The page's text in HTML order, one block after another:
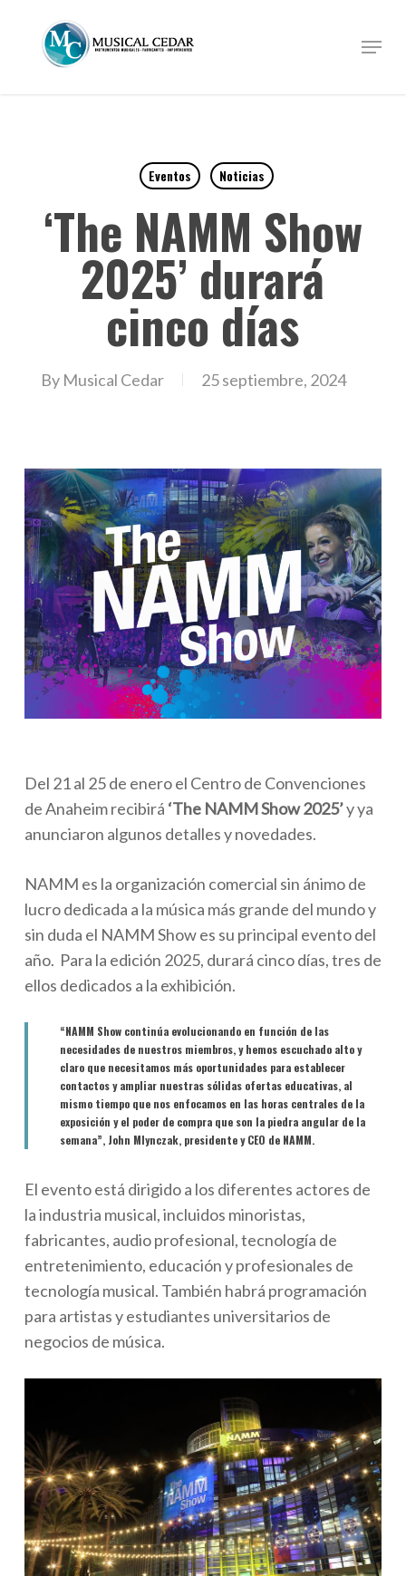
Menu
Eventos Noticias
‘The NAMM Show
2025’ durará
cinco días
By Musical Cedar 25 septiembre, 2024
Del 21 al 25 de enero el Centro de Convenciones
de Anaheim recibirá ‘The NAMM Show 2025’y ya
anunciaron algunos detalles y novedades.
NAMM es la organización comercial sin ánimo de
lucro dedicada a la música más grande del mundo y
sin duda el NAMM Show es su principal evento del
año. Para la edición 2025, durará cinco días, tres de
ellos dedicados a la exhibición.
“NAMM Show continúa evolucionando en función de las
necesidades de nuestros miembros, y hemos escuchado alto y
claro que necesitamos más oportunidades para establecer
contactos y ampliar nuestras sólidas ofertas educativas, al
mismo tiempo que nos enfocamos en las horas centrales de la
exposición y el poder de compra que son la piedra angular de la
semana”, John Mlynczak, presidente y CEO de NAMM.
El evento está dirigido a los diferentes actores de
la industria musical, incluidos minoristas,
fabricantes, audio profesional, tecnología de
entretenimiento, educación y profesionales de
tecnología musical. También habrá programación
para artistas y estudiantes universitarios de
negocios de música.
Close